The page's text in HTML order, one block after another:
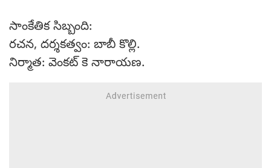
సాంకేతిక సిబ్బంది:
రచన, దర్శకత్వం: బాబీ కొల్లి.
నిర్మాత: వెంకట్ కె నారాయణ.